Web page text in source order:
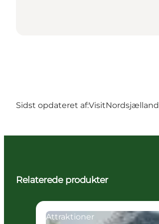
Sidst opdateret af:VisitNordsjælland
Relaterede produkter
Attraktioner